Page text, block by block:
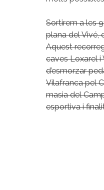
Sortirem a les
plana del Vivé,
Aquest
caves Loxarel i
d’esmorzar
Vilafranca pel
masia del
esportiva i